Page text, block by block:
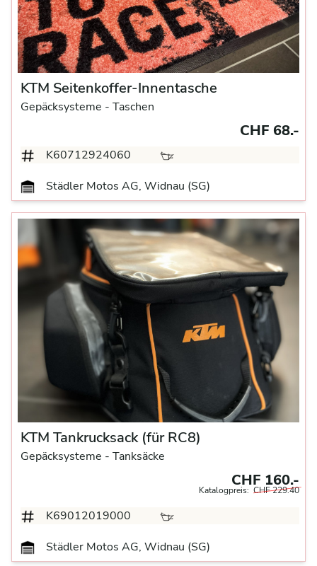
KTM Seitenkoffer-Innentasche
Gepäcksysteme - Taschen
CHF 68.-
K60712924060
Städler Motos AG, Widnau (SG)
KTM Tankrucksack (für RC8)
Gepäcksysteme - Tanksäcke
CHF 160.-
Katalogpreis: CHF 229.40
K69012019000
Städler Motos AG, Widnau (SG)